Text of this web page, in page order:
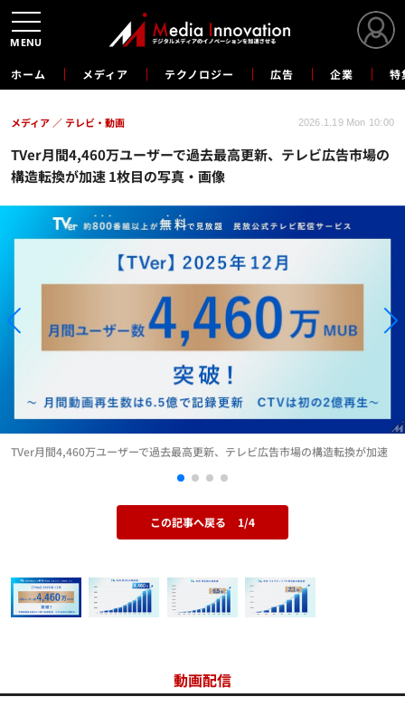
ホーム メディア テクノロジー 広告 企業 特
TVer月間4,460万ユーザーで過去最高更新、テレビ広告市場の
構造転換が加速 1枚目の写真・画像
メディア テレビ・動画 2026.1.19 Mon 10:00
TVer月間4,460万ユーザーで過去最高更新、テレビ広告市場の構造転換が加速
この記事へ戻る 1/4
動画配信
MENU